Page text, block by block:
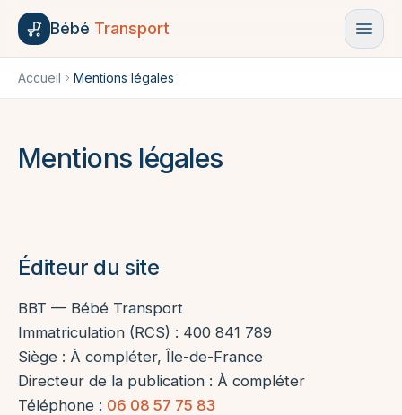
Aller au contenu
Bébé Transport
Accueil Mentions légales
Mentions légales
Éditeur du site
BBT — Bébé Transport
Immatriculation (RCS) : 400 841 789
Siège : À compléter, Île-de-France
Directeur de la publication : À compléter
Téléphone : 06 08 57 75 83